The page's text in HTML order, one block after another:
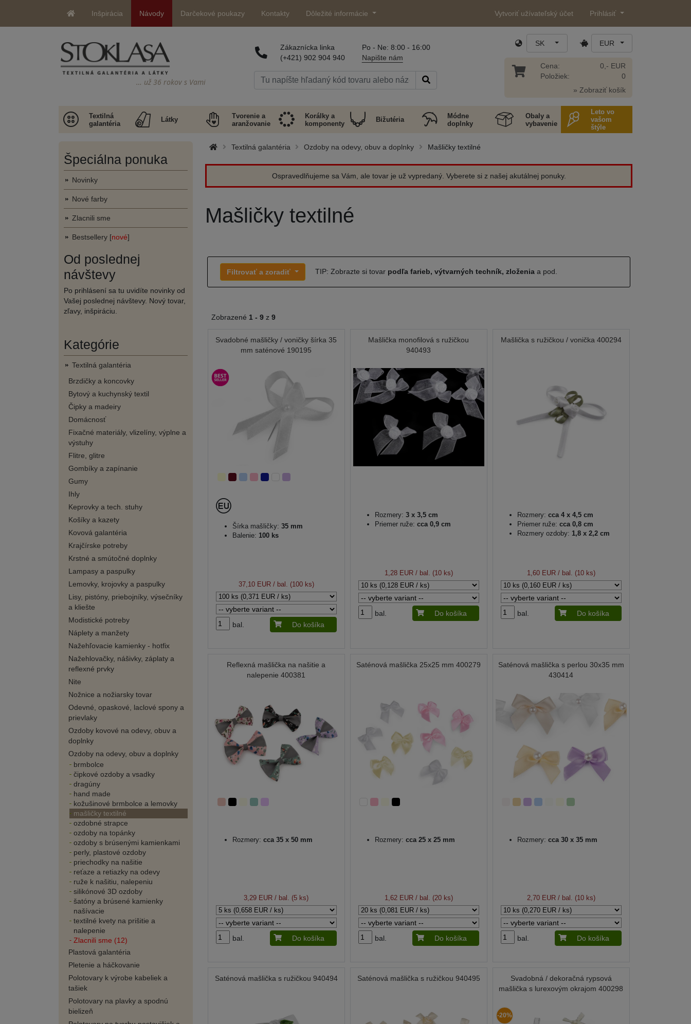
Inšpirácia Návody Darčekové poukazy Kontakty Dôležité informácie Vytvoriť užívateľský účet Prihlásiť
… už 36 rokov s Vami
Zákaznícka linka
(+421) 902 904 940
Po - Ne: 8:00 - 16:00
Napište nám
SK EUR
Cena:
Položiek:
0,- EUR
0
» Zobraziť košík
Textilná
galantéria
Látky
Tvorenie a
aranžovanie
Korálky a
komponenty
Bižutéria
Módne
doplnky
Obaly a
vybavenie
Leto vo
vašom
štýle
Špeciálna ponuka
Novinky
Nové farby
Zlacnili sme
Bestsellery [nové]
Od poslednej
návštevy
Po prihlásení sa tu uvidíte novinky od
Vašej poslednej návštevy. Nový tovar,
zľavy, inšpiráciu.
Kategórie
Textilná galantéria
Brzdičky a koncovky
Bytový a kuchynský textil
Čipky a madeiry
Domácnosť
Fixačné materiály, vlizelíny, výplne a
výstuhy
Flitre, glitre
Gombíky a zapínanie
Gumy
Ihly
Keprovky a tech. stuhy
Košíky a kazety
Kovová galantéria
Krajčírske potreby
Krstné a smútočné doplnky
Lampasy a paspulky
Lemovky, krojovky a paspulky
Lisy, pistóny, priebojníky, výsečníky
a kliešte
Modistické potreby
Náplety a manžety
Nažehľovacie kamienky - hotfix
Nažehlovačky, nášivky, záplaty a
reflexné prvky
Nite
Nožnice a nožiarsky tovar
Odevné, opaskové, laclové spony a
prievlaky
Ozdoby kovové na odevy, obuv a
doplnky
Ozdoby na odevy, obuv a doplnky
brmbolce
čipkové ozdoby a vsadky
dragúny
hand made
kožušinové brmbolce a lemovky
mašličky textilné
ozdobné strapce
ozdoby na topánky
ozdoby s brúsenými kamienkami
perly, plastové ozdoby
priechodky na našitie
reťaze a retiazky na odevy
ruže k našitiu, nalepeniu
silikónové 3D ozdoby
šatóny a brúsené kamienky
našívacie
textilné kvety na prišitie a
nalepenie
Zlacnili sme (12)
Plastová galantéria
Pletenie a háčkovanie
Polotovary k výrobe kabeliek a
tašiek
Polotovary na plavky a spodnú
bielizeň
Textilná galantéria Ozdoby na odevy, obuv a doplnky Mašličky textilné
Ospravedlňujeme sa Vám, ale tovar je už vypredaný. Vyberete si z našej akutálnej ponuky.
Mašličky textilné
Filtrovať a zoradiť TIP: Zobrazte si tovar podľa farieb, výtvarných techník, zloženiaa pod.
Zobrazené 1 - 9 z 9
Svadobné mašličky / voničky šírka 35
mm saténové 190195
Šírka mašličky: 35 mm
Balenie: 100 ks
37,10 EUR/ bal. (100 ks)
bal. Do košíka
Mašlička monofilová s ružičkou
940493
Rozmery: 3 x 3,5 cm
Priemer ruže: cca 0,9 cm
1,28 EUR/ bal. (10 ks)
bal. Do košíka
Mašlička s ružičkou / vonička 400294
Rozmery: cca 4 x 4,5 cm
Priemer ruže: cca 0,8 cm
Rozmery ozdoby: 1,8 x 2,2 cm
1,60 EUR/ bal. (10 ks)
bal. Do košíka
Reflexná mašlička na našitie a
nalepenie 400381
Rozmery: cca 35 x 50 mm
3,29 EUR / bal. (5 ks)
bal. Do košíka
Saténová mašlička 25x25 mm 400279
Rozmery: cca 25 x 25 mm
1,62 EUR/ bal. (20 ks)
bal. Do košíka
Saténová mašlička s perlou 30x35 mm
430414
Rozmery: cca 30 x 35 mm
2,70 EUR/ bal. (10 ks)
bal. Do košíka
Saténová mašlička s ružičkou 940494 Saténová mašlička s ružičkou 940495
Svadobná / dekoračná rypsová
mašlička s lurexovým okrajom 400298
-20%